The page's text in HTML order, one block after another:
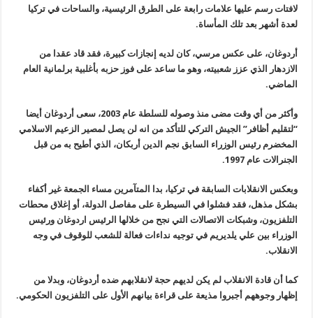
لافتات رسم عليها علامات رابعة على الطرق الرئيسية، والساحات في تركيا
لعدة أشهر بعد تلك المأساة.
أردوغان، على عكس مرسي، كان لديه إنجازات كبيرة، فقد قاد عقدا من
الازدهار الذي عزز شعبيته، وهو ما ساعد على فوز حزبه بأغلبية برلمانية العام
الماضي.
وأكثر من أي وقت مضى منذ وصوله للسلطة عام 2003، سعى أردوغان أيضا
“لتقليم أظافر” الجيش التركي للتأكد من انه لن يصل لمصير الزعيم الاسلامي
المخضرم رئيس الوزراء السابق نجم الدين أربكان، الذي أطيح به من قبل
الجنرالات عام 1997.
وبعكس الانقلابات السابقة في تركيا، بدا المتآمرين مساء الجمعة غير أكفاء
بشكل مذهل، فقد فشلوا في السيطرة على مفاصل الدولة، أو إغلاق محطات
التلفزيون، وشبكات الاتصالات التي نجح من خلالها الرئيس اردوغان ورئيس
الوزراء بين علي يلديريم في توجيه نداءات فعالة للشعب للوقوف في وجه
الانقلاب.
كما أن قادة الانقلاب لم يكن لديهم حجة لانقلابهم ضده أردوغان، وبدلا من
إظهار وجوههم أجبروا مذيعة على قراءة بيانهم الأول على التلفزيون الحكومي.